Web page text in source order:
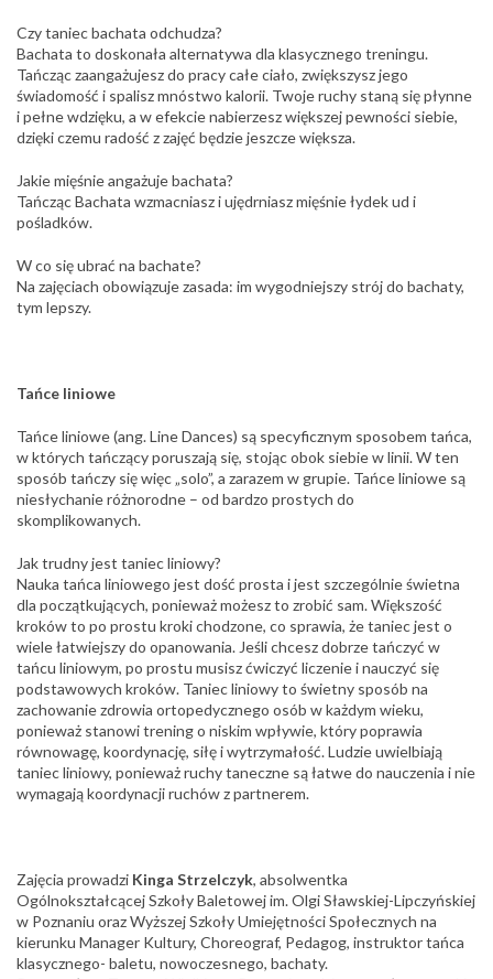
Czy taniec bachata odchudza?
Bachata to doskonała alternatywa dla klasycznego treningu.
Tańcząc zaangażujesz do pracy całe ciało, zwiększysz jego
świadomość i spalisz mnóstwo kalorii. Twoje ruchy staną się płynne
i pełne wdzięku, a w efekcie nabierzesz większej pewności siebie,
dzięki czemu radość z zajęć będzie jeszcze większa.
Jakie mięśnie angażuje bachata?
Tańcząc Bachata wzmacniasz i ujędrniasz mięśnie łydek ud i
pośladków.
W co się ubrać na bachate?
Na zajęciach obowiązuje zasada: im wygodniejszy strój do bachaty,
tym lepszy.
Tańce liniowe
Tańce liniowe (ang. Line Dances) są specyficznym sposobem tańca,
w których tańczący poruszają się, stojąc obok siebie w linii. W ten
sposób tańczy się więc „solo”, a zarazem w grupie. Tańce liniowe są
niesłychanie różnorodne – od bardzo prostych do
skomplikowanych.
Jak trudny jest taniec liniowy?
Nauka tańca liniowego jest dość prosta i jest szczególnie świetna
dla początkujących, ponieważ możesz to zrobić sam. Większość
kroków to po prostu kroki chodzone, co sprawia, że taniec jest o
wiele łatwiejszy do opanowania. Jeśli chcesz dobrze tańczyć w
tańcu liniowym, po prostu musisz ćwiczyć liczenie i nauczyć się
podstawowych kroków. Taniec liniowy to świetny sposób na
zachowanie zdrowia ortopedycznego osób w każdym wieku,
ponieważ stanowi trening o niskim wpływie, który poprawia
równowagę, koordynację, siłę i wytrzymałość. Ludzie uwielbiają
taniec liniowy, ponieważ ruchy taneczne są łatwe do nauczenia i nie
wymagają koordynacji ruchów z partnerem.
Zajęcia prowadzi Kinga Strzelczyk, absolwentka
Ogólnokształcącej Szkoły Baletowej im. Olgi Sławskiej-Lipczyńskiej
w Poznaniu oraz Wyższej Szkoły Umiejętności Społecznych na
kierunku Manager Kultury, Choreograf, Pedagog, instruktor tańca
klasycznego- baletu, nowoczesnego, bachaty.